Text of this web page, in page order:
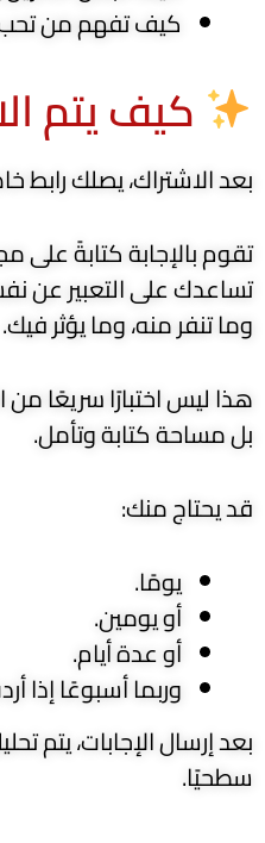
كيف تفهم من تحب
كيف يتم
بعد الاشتراك، يصلك رابط
تقوم بالإجابة كتابةً
تساعدك على التعبير عن
وما تنفر منه، وما يؤثر فيك.
هذا ليس اختبارًا سريعًا
بل مساحة كتابة وتأمل.
قد يحتاج منك:
يومًا.
أو يومين.
أو عدة أيام.
وربما أسبوعًا إذا
بعد إرسال الإجابات، يتم
سطحيًا.